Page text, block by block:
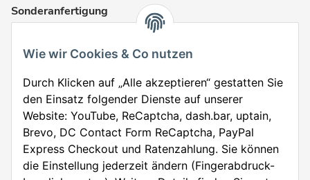
Sonderanfertigung
FAQ
Vertrag widerrufen
* Alle Preise inkl.
gesetzlicher USt.,
We accept payment via:
Wie wir Cookies & Co nutzen
Durch Klicken auf „Alle akzeptieren“ gestatten Sie
den Einsatz folgender Dienste auf unserer
Website: YouTube, ReCaptcha, dash.bar, uptain,
Brevo, DC Contact Form ReCaptcha, PayPal
Express Checkout und Ratenzahlung. Sie können
die Einstellung jederzeit ändern (Fingerabdruck-